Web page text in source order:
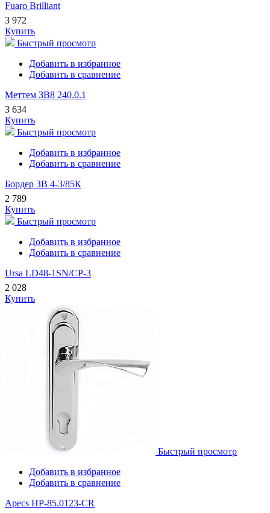
Fuaro Brilliant
3 972
Купить
Быстрый просмотр
Добавить в избранное
Добавить в сравнение
Меттем ЗВ8 240.0.1
3 634
Купить
Быстрый просмотр
Добавить в избранное
Добавить в сравнение
Бордер ЗВ 4-3/85К
2 789
Купить
Быстрый просмотр
Добавить в избранное
Добавить в сравнение
Ursa LD48-1SN/CP-3
2 028
Купить
Быстрый просмотр
Добавить в избранное
Добавить в сравнение
Apecs HP-85.0123-CR